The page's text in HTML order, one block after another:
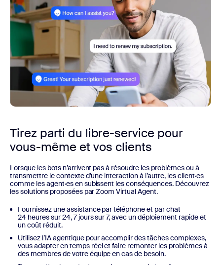
Tirez parti du libre-service pour
vous-mêmeet vos clients
Lorsque les bots n’arrivent pas à résoudre les problèmes ou à
transmettre le contexte d’une interaction à l’autre, les client·es
comme les agent·es en subissent les conséquences. Découvrez
les solutions proposées par Zoom Virtual Agent.
Fournissez une assistance par téléphone et par chat
24 heures sur 24, 7 jours sur 7, avec un déploiement rapide et
un coût réduit.
Utilisez l’IA agentique pour accomplir des tâches complexes,
vous adapter en temps réel et faire remonter les problèmes à
des membres de votre équipe en cas de besoin.